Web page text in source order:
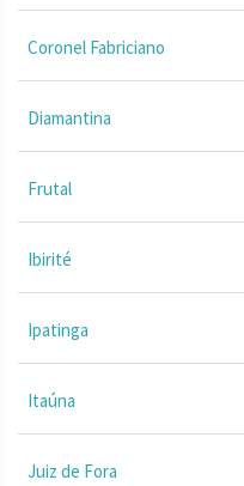
Coronel Fabriciano
Diamantina
Frutal
Ibirité
Ipatinga
Itaúna
Juiz de Fora